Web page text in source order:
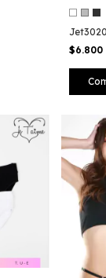
Jet3020
$6.800